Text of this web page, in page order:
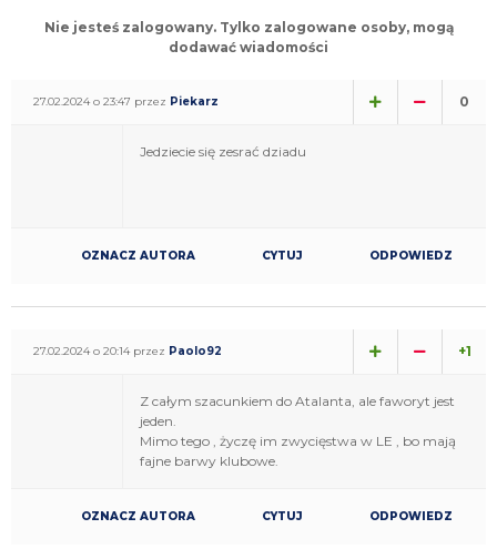
Nie jesteś zalogowany. Tylko zalogowane osoby, mogą
dodawać wiadomości
27.02.2024 o 23:47 przez Piekarz 0
Jedziecie się zesrać dziadu
OZNACZ AUTORA CYTUJ ODPOWIEDZ
27.02.2024 o 20:14 przez Paolo92 +1
Z całym szacunkiem do Atalanta, ale faworyt jest
jeden.
Mimo tego , życzę im zwycięstwa w LE , bo mają
fajne barwy klubowe.
OZNACZ AUTORA CYTUJ ODPOWIEDZ